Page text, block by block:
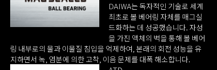
DAIWA는 독자적인 기술로 세계
최초로 볼 베어링 자체를 매그실
드화하는 데 성공했습니다. 자성
을 가진 액체의 벽을 통해 볼 베어
링 내부로의 물과 이물질 침입을 억제하여, 본래의 회전 성능을 유
지하면서 녹, 염분에 의한 고착, 이음 문제를 대폭 해소합니다.